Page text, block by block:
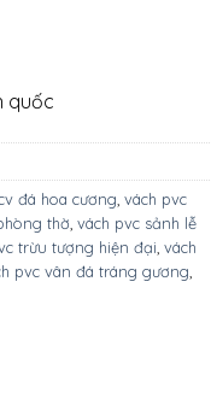
quốc
đá hoa cương vách pvc
thờ vách pvc sảnh lễ
trừu tượng hiện đại vách
pvc vân đá tráng gương